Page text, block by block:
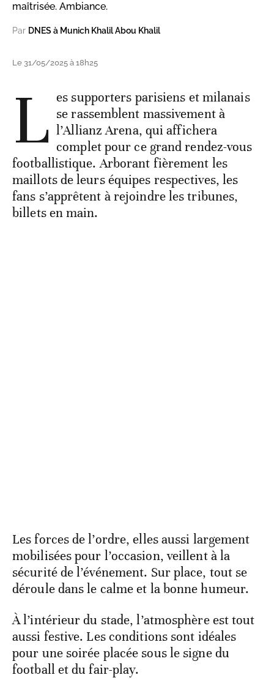
maîtrisée. Ambiance.
Par DNES à Munich Khalil Abou Khalil
Le 31/05/2025 à 18h25
L es supporters parisiens et milanais
se rassemblent massivement à
l’Allianz Arena, qui affichera
complet pour ce grand rendez-vous
footballistique. Arborant fièrement les
maillots de leurs équipes respectives, les
fans s’apprêtent à rejoindre les tribunes,
billets en main.
Les forces de l’ordre, elles aussi largement
mobilisées pour l’occasion, veillent à la
sécurité de l’événement. Sur place, tout se
déroule dans le calme et la bonne humeur.
À l’intérieur du stade, l’atmosphère est tout
aussi festive. Les conditions sont idéales
pour une soirée placée sous le signe du
football et du fair-play.